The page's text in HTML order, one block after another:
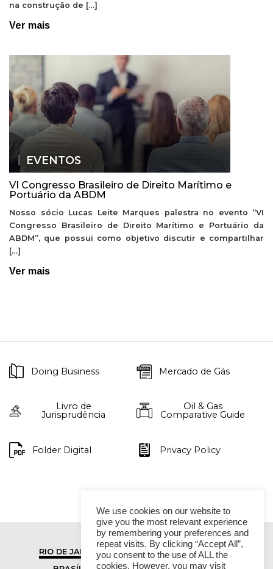
na construção de […]
Ver mais
EVENTOS
VI Congresso Brasileiro de Direito Marítimo e
Portuário da ABDM
Nosso sócio Lucas Leite Marques palestra no evento “VI
Congresso Brasileiro de Direito Marítimo e Portuário da
ABDM”, que possui como objetivo discutir e compartilhar
[…]
Ver mais
Doing Business Mercado de Gás
Livro de
Jurisprudência
Oil & Gas
Comparative Guide
Folder Digital Privacy Policy
RIO DE JANEIRO
SÃO PAULO
We use cookies on our website to
give you the most relevant experience
by remembering your preferences and
repeat visits. By clicking “Accept All”,
you consent to the use of ALL the
cookies. However, you may visit